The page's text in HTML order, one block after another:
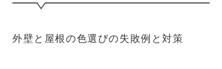
外壁と屋根の色選びの失敗例と対策